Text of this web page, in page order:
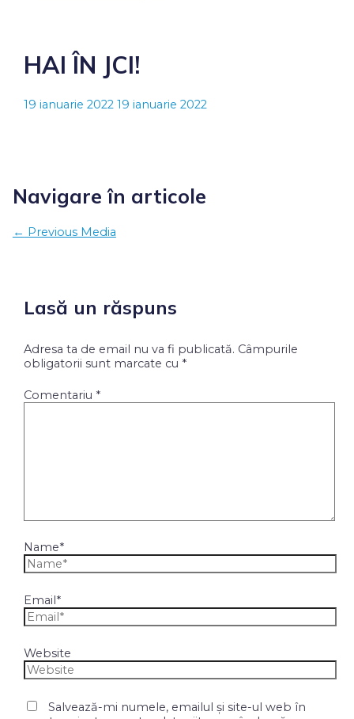
HAI ÎN JCI!
19 ianuarie 2022 19 ianuarie 2022
Navigare în articole
← Previous Media
Lasă un răspuns
Adresa ta de email nu va fi publicată. Câmpurile
obligatorii sunt marcate cu *
Comentariu *
Name*
Email*
Website
Salvează-mi numele, emailul și site-ul web în